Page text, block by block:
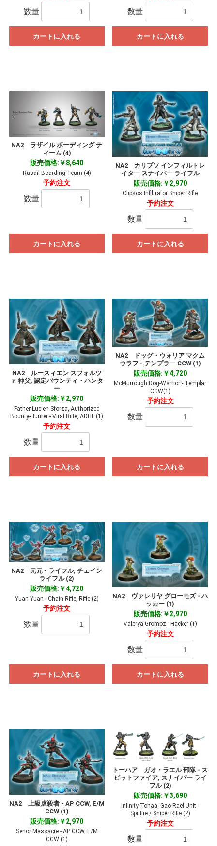
数量
カートに入れる
数量
カートに入れる
NA2 ラザイル ボーディング テ
ィーム (4)
販売価格:￥8,640
Rasail Boarding Team (4)
予約注文
数量
カートに入れる
NA2 カリプソ インフィルトレ
イター スナイパー ライフル
販売価格:￥2,970
Clipsos Infiltrator Sniper Rifle
予約注文
数量
カートに入れる
NA2 ルースィエン スフォルツ
ァ 神父, 認定バウンティ・ハンタ
ー
販売価格:￥2,970
Father Lucien Sforza, Authorized
Bounty-Hunter - Viral Rifle, ADHL (1)
予約注文
数量
カートに入れる
NA2 ドッグ・ウォリア マクム
ウラフ - テンプラー CCW (1)
販売価格:￥4,720
McMurrough Dog-Warrior - Templar
CCW(1)
予約注文
数量
カートに入れる
NA2 元元 - ライフル, チェイン
ライフル (2)
販売価格:￥4,720
Yuan Yuan - Chain Rifle, Rifle (2)
予約注文
数量
カートに入れる
NA2 ヴァレリヤ グローモズ - ハ
ッカー (1)
販売価格:￥2,970
Valerya Gromoz - Hacker (1)
予約注文
数量
カートに入れる
NA2 上級虐殺者 - AP CCW, E/M
CCW (1)
販売価格:￥2,970
Senor Massacre - AP CCW, E/M
CCW (1)
トーハア ガオ・ラエル 部隊 - ス
ピットファイア, スナイパー ライ
フル (2)
販売価格:￥3,690
Infinity Tohaa: Gao-Rael Unit -
Spitfire / Sniper Rifle (2)
予約注文
数量